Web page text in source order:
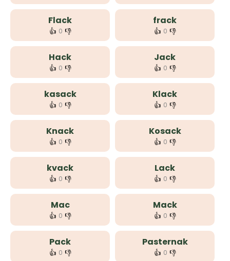
Flack
👍 0 👎
frack
👍 0 👎
Hack
👍 0 👎
Jack
👍 0 👎
kasack
👍 0 👎
Klack
👍 0 👎
Knack
👍 0 👎
Kosack
👍 0 👎
kvack
👍 0 👎
Lack
👍 0 👎
Mac
👍 0 👎
Mack
👍 0 👎
Pack
👍 0 👎
Pasternak
👍 0 👎